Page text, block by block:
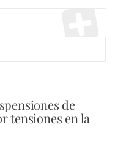
de
tensiones en la